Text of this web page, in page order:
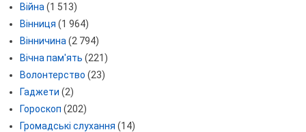
Війна (1 513)
Вінниця (1 964)
Вінничина (2 794)
Вічна пам'ять (221)
Волонтерство (23)
Гаджети (2)
Гороскоп (202)
Громадські слухання (14)